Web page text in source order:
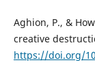
Aghion, P., &
creative
https://doi.org/